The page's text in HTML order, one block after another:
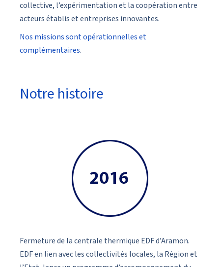
collective, l’expérimentation et la coopération entre
acteurs établis et entreprises innovantes.
Nos missions sont opérationnelles et
complémentaires.
Notre histoire
Fermeture de la centrale thermique EDF d’Aramon.
EDF en lien avec les collectivités locales, la Région et